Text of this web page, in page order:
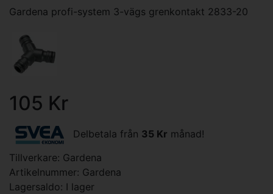
Gardena profi-system 3-vägs grenkontakt 2833-20
105 Kr
Delbetala från 35 Kr månad!
Tillverkare: Gardena
Artikelnummer: Gardena
Lagersaldo: I lager